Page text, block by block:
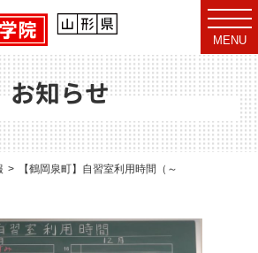
t
o
g
g
l
e
n
v
i
g
MENU
お知らせ
【鶴岡泉町】自習室利用時間（～1月8日）